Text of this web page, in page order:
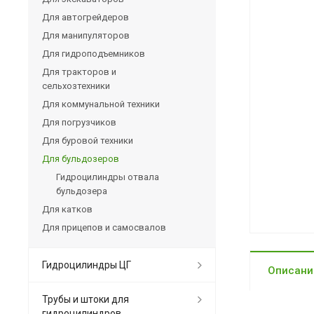
Для автогрейдеров
Для манипуляторов
Для гидроподъемников
Для тракторов и
сельхозтехники
Для коммунальной техники
Для погрузчиков
Для буровой техники
Для бульдозеров
Гидроцилиндры отвала
бульдозера
Для катков
Для прицепов и самосвалов
Гидроцилиндры ЦГ
Трубы и штоки для